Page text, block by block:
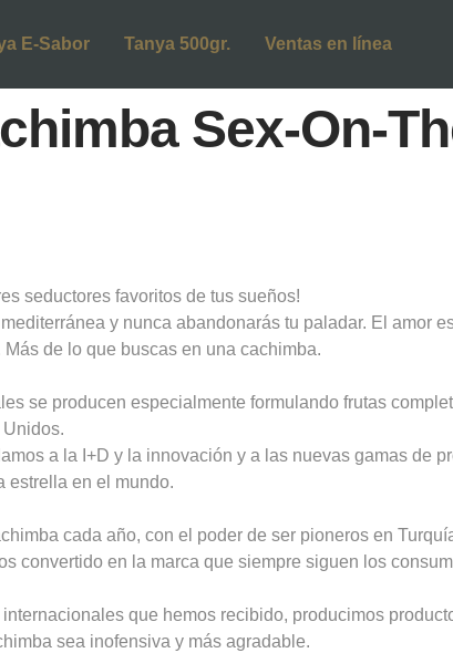
E-Sabor Tanya 500gr. Ventas en línea
Sex-On-
seductores favoritos de tus sueños!
y nunca abandonarás tu paladar. El amor
de lo que buscas en una cachimba.
se producen especialmente formulando frutas
a la I+D y la innovación y a las nuevas gamas de
estrella en el mundo.
cada año, con el poder de ser pioneros en
convertido en la marca que siempre siguen los
que hemos recibido, producimos
sea inofensiva y más agradable.